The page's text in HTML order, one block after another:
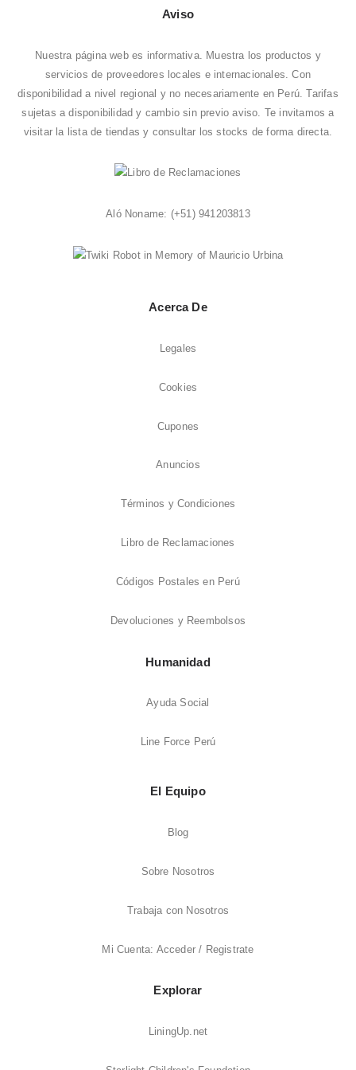
Aviso
Nuestra página web es informativa. Muestra los productos y
servicios de proveedores locales e internacionales. Con
disponibilidad a nivel regional y no necesariamente en Perú. Tarifas
sujetas a disponibilidad y cambio sin previo aviso. Te invitamos a
visitar la lista de tiendas y consultar los stocks de forma directa.
Aló Noname: (+51) 941203813
Acerca De
Legales
Cookies
Cupones
Anuncios
Términos y Condiciones
Libro de Reclamaciones
Códigos Postales en Perú
Devoluciones y Reembolsos
Humanidad
Ayuda Social
Line Force Perú
El Equipo
Blog
Sobre Nosotros
Trabaja con Nosotros
Mi Cuenta: Acceder / Registrate
Explorar
LiningUp.net